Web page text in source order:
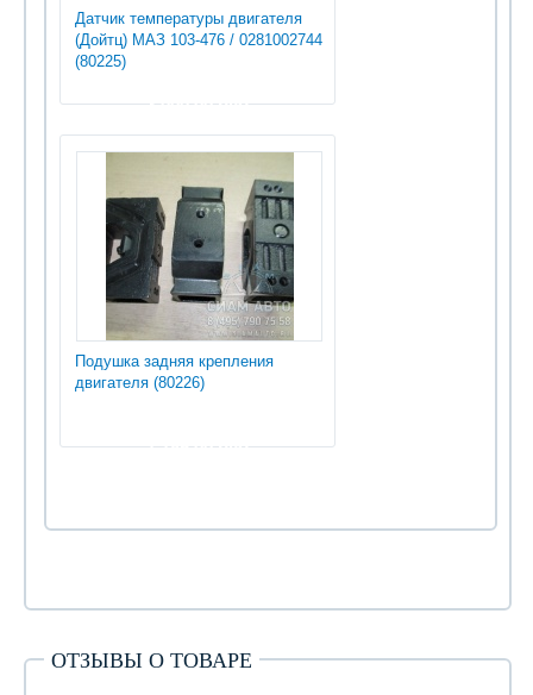
Датчик температуры двигателя
(Дойтц) МАЗ 103-476 / 0281002744
(80225)
3 000.00 руб
Подушка задняя крепления
двигателя (80226)
1 785.00 руб
ОТЗЫВЫ О ТОВАРЕ